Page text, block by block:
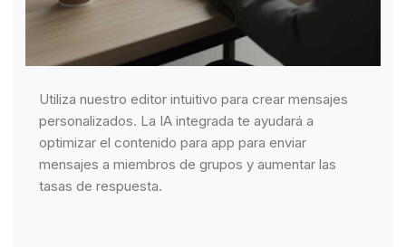
Utiliza nuestro editor intuitivo para crear mensajes
personalizados. La IA integrada te ayudará a
optimizar el contenido para app para enviar
mensajes a miembros de grupos y aumentar las
tasas de respuesta.